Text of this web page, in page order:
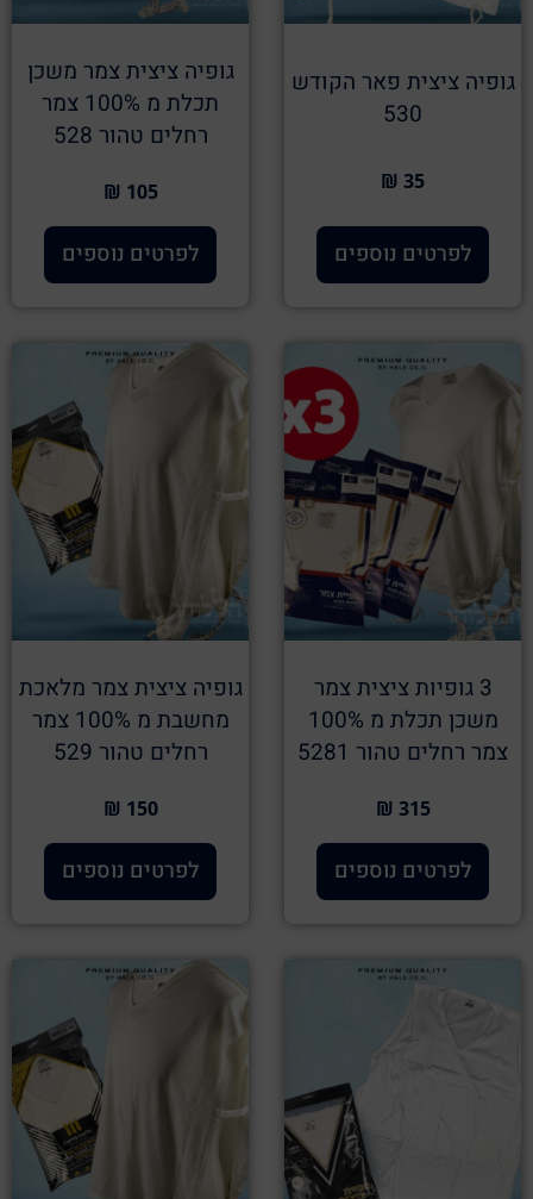
גופיה ציצית פאר הקודש
530
35 ₪
לפרטים נוספים
גופיה ציצית צמר משכן
תכלת מ 100% צמר
רחלים טהור 528
105 ₪
לפרטים נוספים
3 גופיות ציצית צמר
משכן תכלת מ 100%
צמר רחלים טהור 5281
315 ₪
לפרטים נוספים
גופיה ציצית צמר מלאכת
מחשבת מ 100% צמר
רחלים טהור 529
150 ₪
לפרטים נוספים